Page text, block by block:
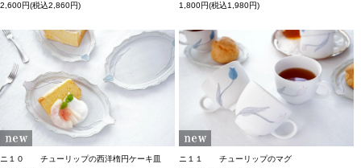
2,600円(税込2,860円)
1,800円(税込1,980円)
ニ１０ チューリップの西洋楕円ケーキ皿
ニ１１ チューリップのマグ